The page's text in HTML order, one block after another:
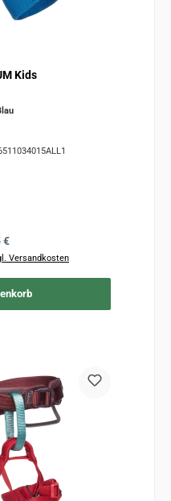
Kids
Preis:
€
Versandkosten